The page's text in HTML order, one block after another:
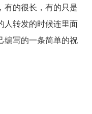
的很长，有的只是
人转发的时候连里面
编写的一条简单的祝